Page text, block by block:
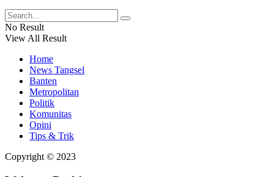
No Result
View All Result
Home
News Tangsel
Banten
Metropolitan
Politik
Komunitas
Opini
Tips & Trik
Copyright © 2023